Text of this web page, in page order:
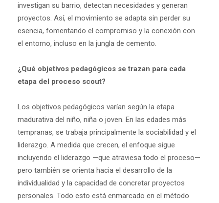
investigan su barrio, detectan necesidades y generan
proyectos. Así, el movimiento se adapta sin perder su
esencia, fomentando el compromiso y la conexión con
el entorno, incluso en la jungla de cemento.
¿Qué objetivos pedagógicos se trazan para cada
etapa del proceso scout?
Los objetivos pedagógicos varían según la etapa
madurativa del niño, niña o joven. En las edades más
tempranas, se trabaja principalmente la sociabilidad y el
liderazgo. A medida que crecen, el enfoque sigue
incluyendo el liderazgo —que atraviesa todo el proceso—
pero también se orienta hacia el desarrollo de la
individualidad y la capacidad de concretar proyectos
personales. Todo esto está enmarcado en el método